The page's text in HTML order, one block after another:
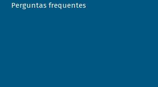
Perguntas frequentes